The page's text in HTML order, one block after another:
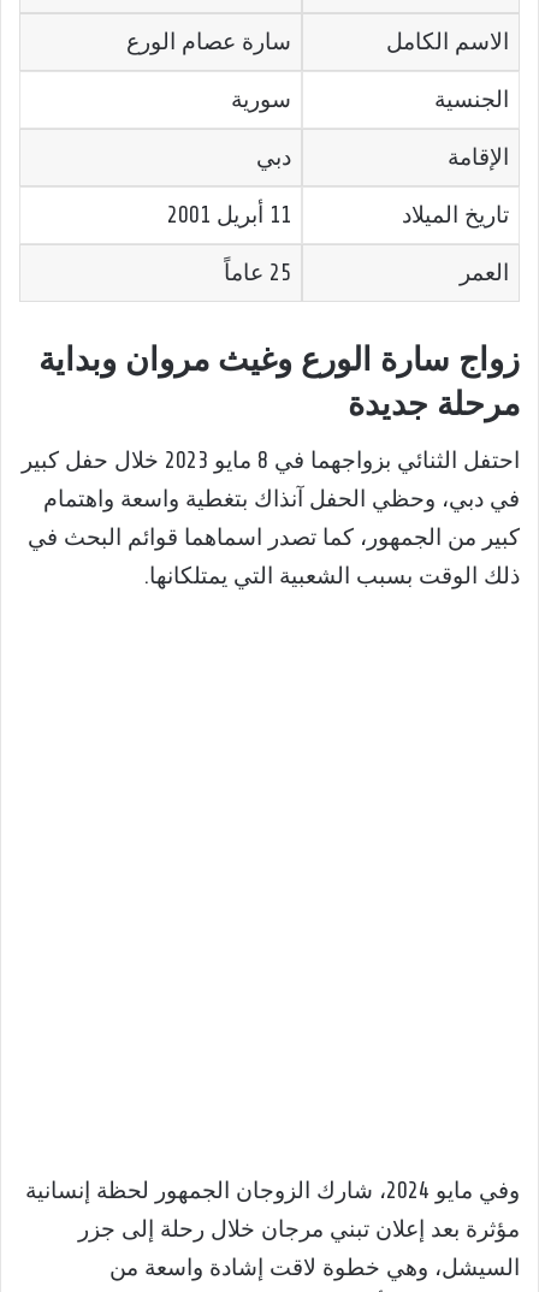
الاسم الكامل سارة عصام الورع
الجنسية سورية
الإقامة دبي
تاريخ الميلاد 11 أبريل 2001
العمر 25 عاماً
زواج سارة الورع وغيث مروان وبداية
مرحلة جديدة
احتفل الثنائي بزواجهما في 8 مايو 2023 خلال حفل كبير
في دبي، وحظي الحفل آنذاك بتغطية واسعة واهتمام
كبير من الجمهور، كما تصدر اسماهما قوائم البحث في
ذلك الوقت بسبب الشعبية التي يمتلكانها.
وفي مايو 2024، شارك الزوجان الجمهور لحظة إنسانية
مؤثرة بعد إعلان تبني مرجان خلال رحلة إلى جزر
السيشل، وهي خطوة لاقت إشادة واسعة من